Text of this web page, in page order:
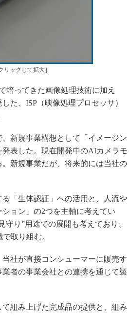
ックして拡大］
ってきた画像処理技術に加え
た、ISP（映像処理プロセッサ）
新規事業構想として「イメージン
表した。現在開発中のAIカメラモ
新規事業だが、将来的には当社の
「生体認証」への活用と、人流や
ョン」の2つを主軸に考えてい
り”用途での展開も考えており、
取り組む。
社が直接コンシューマーに販売す
者の事業会社との連携を通じて製
組み上げた完成品の提供と、組み